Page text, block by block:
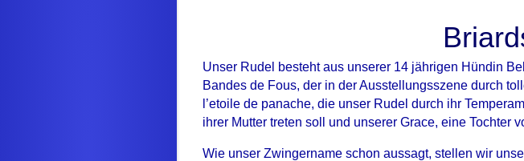
Unser Rudel besteht aus unserer 14 jährigen Hündin
Bandes de Fous, der in der Ausstellungsszene durch
l’etoile de panache, die unser Rudel durch ihr
ihrer Mutter treten soll und unserer Grace, eine Tochter
Wie unser Zwingername schon aussagt, stellen wir